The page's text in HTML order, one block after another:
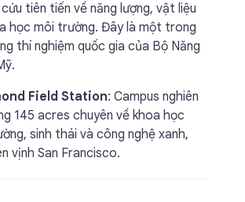
tiên tiến về năng lượng, vật liệu
học môi trường. Đây là một trong
thí nghiệm quốc gia của Bộ Năng
Field Station: Campus nghiên
145 acres chuyên về khoa học
sinh thái và công nghệ xanh,
vịnh San Francisco.